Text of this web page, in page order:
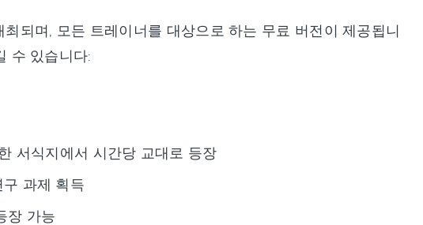
되며, 모든 트레이너를 대상으로 하는 무료 버전이 제공됩니
수 있습니다:
서식지에서 시간당 교대로 등장
과제 획득
장 가능